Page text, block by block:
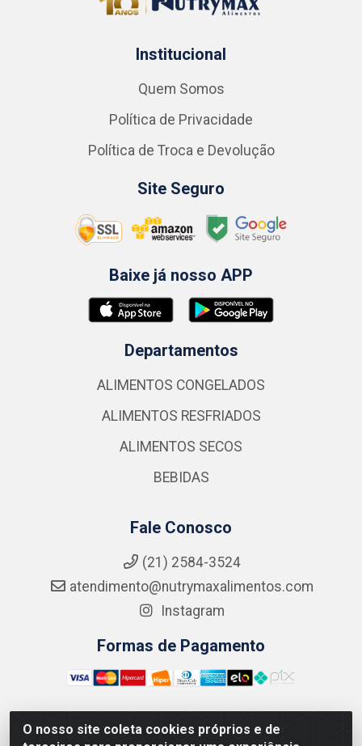
O nosso site coleta cookies próprios e de
Institucional
Quem Somos
Política de Privacidade
Política de Troca e Devolução
Site Seguro
Baixe já nosso APP
Departamentos
ALIMENTOS CONGELADOS
ALIMENTOS RESFRIADOS
ALIMENTOS SECOS
BEBIDAS
Fale Conosco
(21) 2584-3524
atendimento@nutrymaxalimentos.com
Instagram
Formas de Pagamento
NUTRY MAX COMÉRCIO DE PRODUTOS ALIMENTICIOS